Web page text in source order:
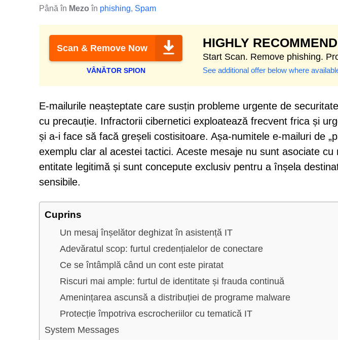
Până în Mezo în phishing, Spam
Scan & Remove Now
VÂNĂTOR SPION
HIGHLY
Start Scan. Remove phishing.
See additional offer below where
E-mailurile neașteptate care susțin probleme urgente de
cu precauție. Infractorii cibernetici exploatează frecvent frica și
și a-i face să facă greșeli costisitoare. Așa-numitele e-mailuri de
exemplu clar al acestei tactici. Aceste mesaje nu sunt asociate
entitate legitimă și sunt concepute exclusiv pentru a înșela
sensibile.
Cuprins
Un mesaj înșelător deghizat în asistență IT
Adevăratul scop: furtul credențialelor de conectare
Ce se întâmplă când un cont este piratat
Riscuri mai ample: furtul de identitate și frauda continuă
Amenințarea ascunsă a distribuției de programe malware
Protecție împotriva escrocheriilor cu tematică IT
System Messages